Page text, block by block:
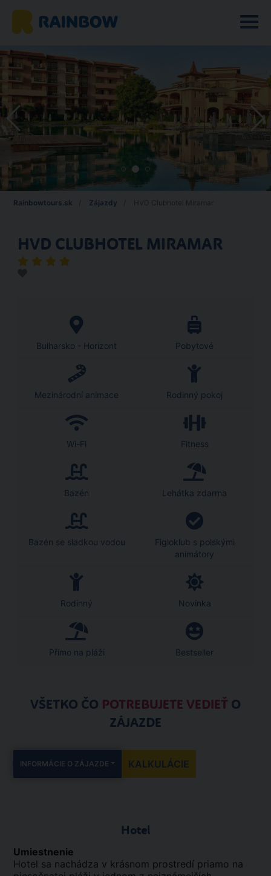
Rainbowtours.sk Zájazdy
HVD CLUBHOTEL MIRAMAR
Bulharsko - Horizont Pobytové
Mezinárodní animace Rodinný pokoj
Wi-Fi Fitness
Bazén Lehátka zdarma
Bazén se sladkou vodou
Figloklub s polskými
animátory
Rodinný Novinka
Přímo na pláži Bestseller
VŠETKO ČO POTREBUJETE VEDIEŤ O
ZÁJAZDE
INFORMÁCIE O ZÁJAZDE KALKULÁCIE
Hotel
Umiestnenie
Hotel sa nachádza v krásnom prostredí priamo na